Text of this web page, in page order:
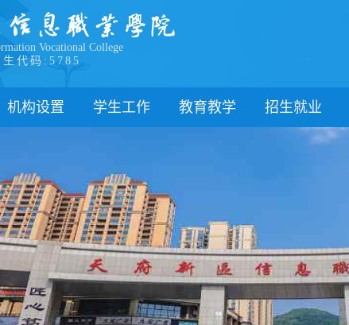
Vocational College
生代码:5785
机构设置
职能部门
学生工作
新闻动态
团委
管理制度
学生风采
心理健康
下载中心
教育教学
教学通知
教学动态
实践教学
专业建设
课程建设
招生就业